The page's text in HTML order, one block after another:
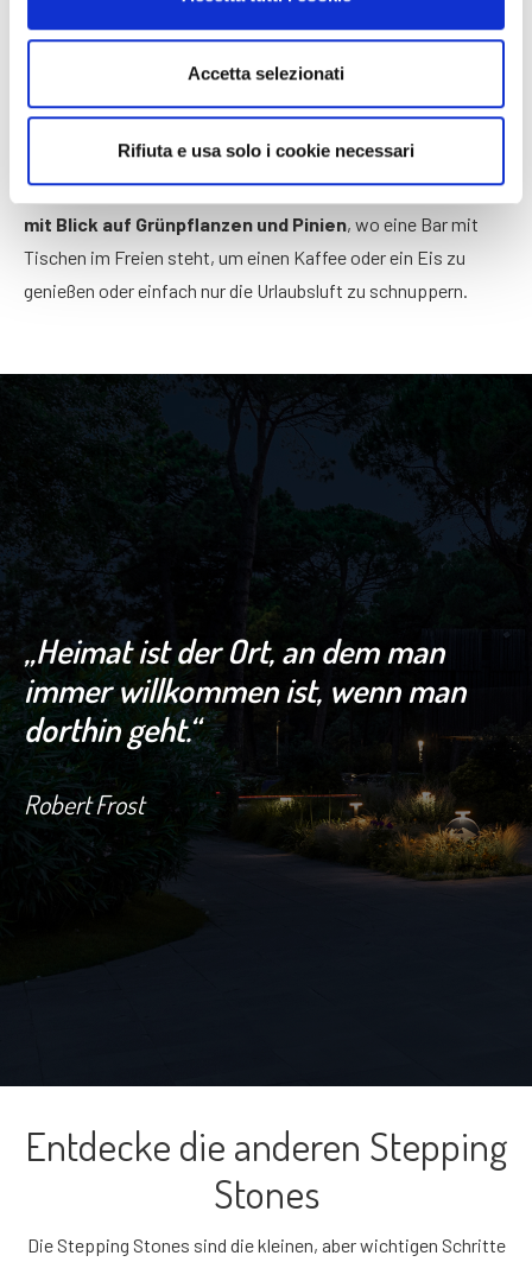
Accetta selezionati
Rifiuta e usa solo i cookie necessari
Der Platz im Freien
Direkt neben der Rezeption befindet sich einkleiner Platz
mit Blick auf Grünpflanzen und Pinien, wo eine Bar mit
Tischen im Freien steht, um einen Kaffee oder ein Eis zu
genießen oder einfach nur die Urlaubsluft zu schnuppern.
„Heimat ist der Ort, an dem man
immer willkommen ist, wenn man
dorthin geht.“
Robert Frost
Entdecke die anderen Stepping
Stones
Die Stepping Stones sind die kleinen, aber wichtigen Schritte